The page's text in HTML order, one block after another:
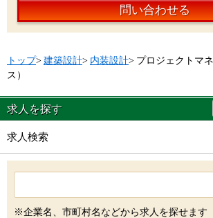
問い合わせる
トップ> 建築設計> 内装設計> プロジェクトマ
ス）
求人を探す
求人検索
※企業名、市町村名などから求人を探せます